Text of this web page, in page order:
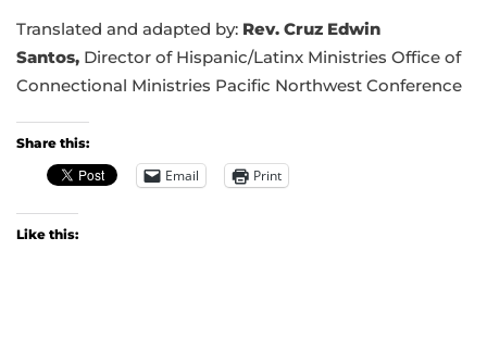
Translated and adapted by: Rev. Cruz Edwin
Santos, Director of Hispanic/Latinx Ministries Office of
Connectional Ministries Pacific Northwest Conference
Share this:
Email Print
Like this: